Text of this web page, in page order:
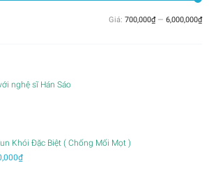
Giá: 700,000₫— 6,000,000₫
nghệ sĩ Hán Sáo
Khói Đặc Biệt ( Chống Mối Mọt )
₫Giá